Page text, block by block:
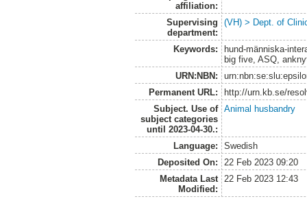
affiliation:
Supervising
department:
(VH) > Dept. of
Keywords:
hund-människa-
big five, ASQ,
URN:NBN:
Permanent URL:
http://urn.kb.se/
Subject. Use of
subject categories
until 2023-04-30.:
Animal husbandry
Language:
Swedish
Deposited On:
22 Feb 2023 09:20
Metadata Last
Modified:
22 Feb 2023 12:43